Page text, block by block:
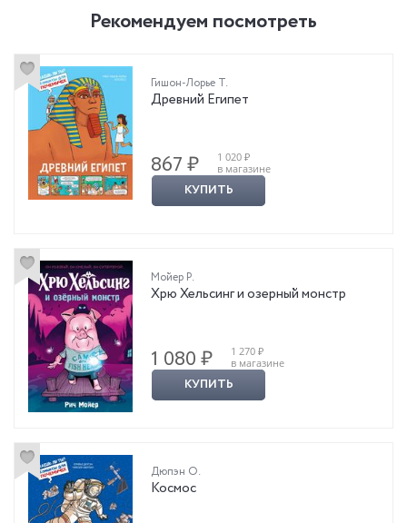
Рекомендуем посмотреть
Гишон-Лорье Т.
Древний Египет
867 ₽
1 020 ₽
в магазине
КУПИТЬ
Мойер Р.
Хрю Хельсинг и озерный монстр
1 080 ₽
1 270 ₽
в магазине
КУПИТЬ
Дюпэн О.
Космос